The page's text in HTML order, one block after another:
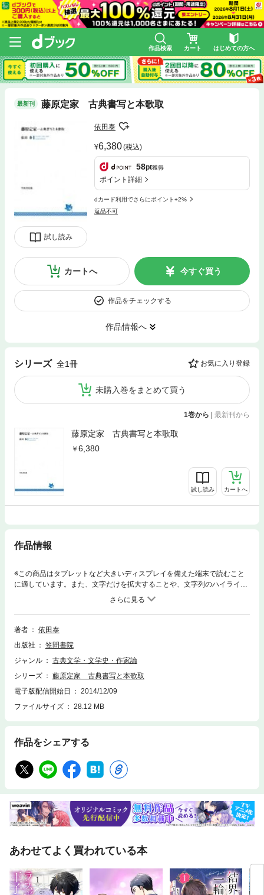
作品検索 カート はじめての方へ
最新刊 藤原定家 古典書写と本歌取
試し読み
依田泰
6,380(税込)
58pt獲得
ポイント詳細
dカード利用でさらにポイント+2%
返品不可
カートへ 今すぐ買う
作品をチェックする
作品情報へ
シリーズ 全1冊 お気に入り登録
未購入巻をまとめて買う
1巻から | 最新刊から
藤原定家 古典書写と本歌取
6,380
試し読み カートへ
作品情報
※この商品はタブレットなど大きいディスプレイを備えた端末で読むこと
に適しています。また、文字だけを拡大することや、文字列のハイライ
ト、検索、辞書の参照、引用などの機能が使用できません。定家はなぜ
『土左日記』においてだけ仮名遣いが極度に乱れたのであろうか。本書は
定家の機能的な書写態度に原因を見る。他、『古今集』の掛詞や、本歌取
の新しい読み等。新見に満ちた注目の書。
著者
依田泰
出版社
笠間書院
ジャンル
古典文学・文学史・作家論
シリーズ
藤原定家 古典書写と本歌取
電子版配信開始日
2014/12/09
ファイルサイズ
28.12 MB
作品をシェアする
あわせてよく買われている本